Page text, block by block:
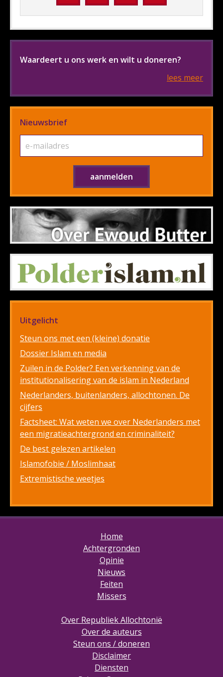
Waardeert u ons werk en wilt u doneren?
lees meer
Nieuwsbrief
Uitgelicht
Steun ons met een (kleine) donatie
Dossier Islam en media
Zuilen in de Polder? Een verkenning van de
institutionalisering van de islam in Nederland
Nederlanders, buitenlanders, allochtonen. De
cijfers
Factsheet: Wat weten we over Nederlanders met
een migratieachtergrond en criminaliteit?
De best gelezen artikelen
Islamofobie / Moslimhaat
Extremistische weetjes
Home
Achtergronden
Opinie
Nieuws
Feiten
Missers
Over Republiek Allochtonië
Over de auteurs
Steun ons / doneren
Disclaimer
Diensten